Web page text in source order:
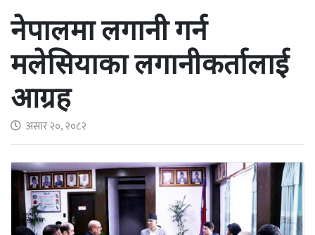
नेपालमा लगानी गर्न
मलेसियाका लगानीकर्तालाई
आग्रह
असार २०, २०८२